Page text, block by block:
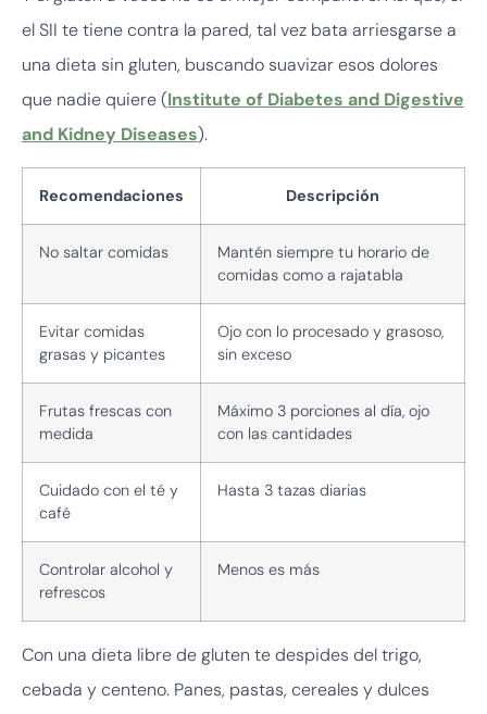
el SII te tiene contra la pared, tal vez bata arriesgarse a
una dieta sin gluten, buscando suavizar esos dolores
que nadie quiere (Institute of Diabetes and Digestive
and Kidney Diseases).
Recomendaciones Descripción
No saltar comidas
Mantén siempre tu horario de
comidas como a rajatabla
Evitar comidas
grasas y picantes
Ojo con lo procesado y grasoso,
sin exceso
Frutas frescas con
medida
Máximo 3 porciones al día, ojo
con las cantidades
Cuidado con el té y
café
Hasta 3 tazas diarias
Controlar alcohol y
refrescos
Menos es más
Con una dieta libre de gluten te despides del trigo,
cebada y centeno. Panes, pastas, cereales y dulces